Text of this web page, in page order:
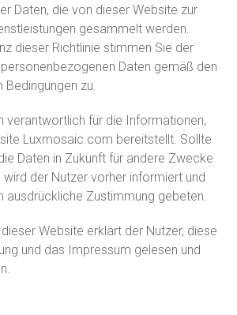
Daten, die von dieser Website zur
gesammelt werden.
dieser Richtlinie stimmen Sie der
Daten gemäß den
Bedingungen zu.
verantwortlich für die Informationen,
Luxmosaic.com bereitstellt. Sollte
Daten in Zukunft für andere Zwecke
der Nutzer vorher informiert und
ausdrückliche Zustimmung gebeten.
Website erklärt der Nutzer, diese
und das Impressum gelesen und